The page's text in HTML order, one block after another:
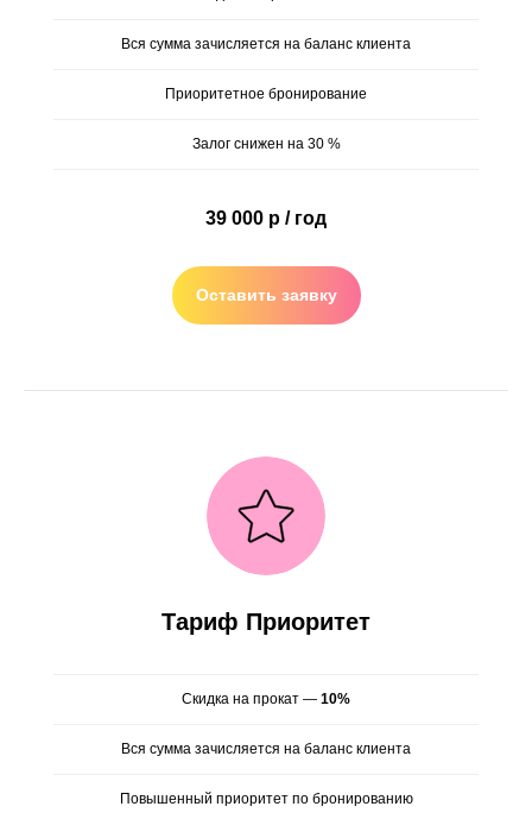
Вся сумма зачисляется на баланс клиента
Приоритетное бронирование
Залог снижен на 30 %
39 000 р / год
Оставить заявку
Тариф Приоритет
Скидка на прокат — 10%
Вся сумма зачисляется на баланс клиента
Повышенный приоритет по бронированию